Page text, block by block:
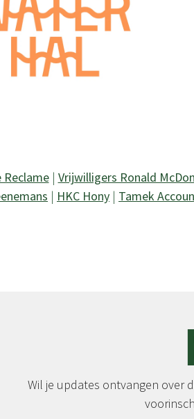
Reclame| Vrijwilligers Ronald
| HKC Hony | Tamek
Wil je updates ontvangen over